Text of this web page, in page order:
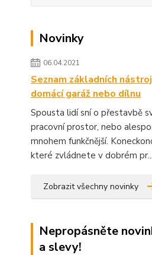
Novinky
06.04.2021
Seznam základních
domácí garáž nebo dílnu
Spousta lidí sní o přestavbě
pracovní prostor, nebo
mnohem funkčnější.
které zvládnete v dobrém pr...
Zobrazit všechny novinky
Nepropásněte
a slevy!